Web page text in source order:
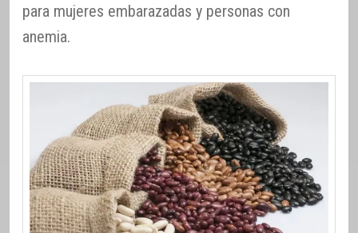
para mujeres embarazadas y personas con
anemia.